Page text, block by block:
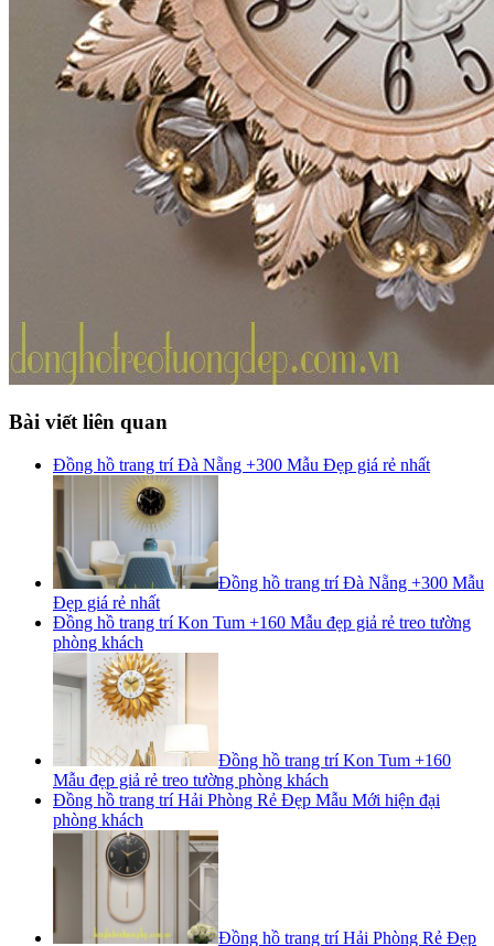
Bài viết liên quan
Đồng hồ trang trí Đà Nẵng +300 Mẫu Đẹp giá rẻ nhất
Đồng hồ trang trí Đà Nẵng +300 Mẫu
Đẹp giá rẻ nhất
Đồng hồ trang trí Kon Tum +160 Mẫu đẹp giả rẻ treo tường
phòng khách
Đồng hồ trang trí Kon Tum +160
Mẫu đẹp giả rẻ treo tường phòng khách
Đồng hồ trang trí Hải Phòng Rẻ Đẹp Mẫu Mới hiện đại
phòng khách
Đồng hồ trang trí Hải Phòng Rẻ Đẹp